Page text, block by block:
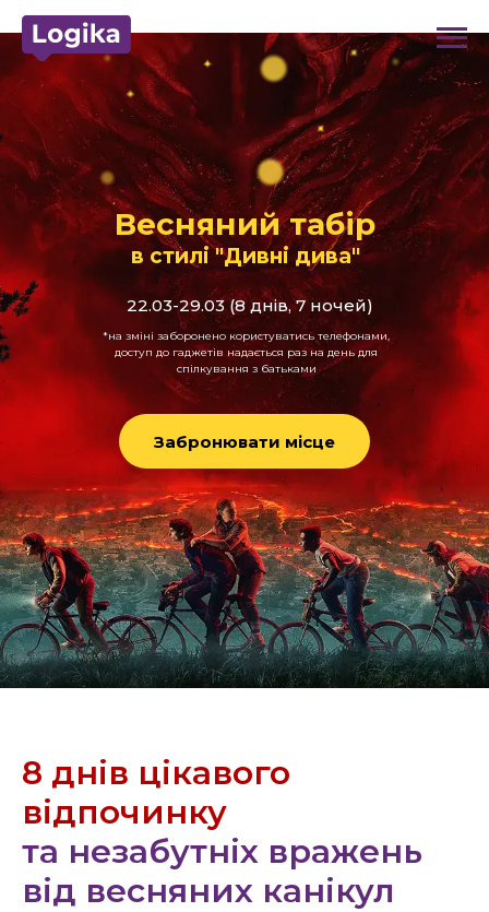
Весняний табір
в стилі "Дивні дива"
22.03-29.03 (8 днів, 7 ночей)
Забронювати місце
*на зміні заборонено користуватись телефонами,
доступ до гаджетів надається раз на день для
спілкування з батьками
8 днів цікавого
відпочинку
та незабутніх вражень
від весняних канікул